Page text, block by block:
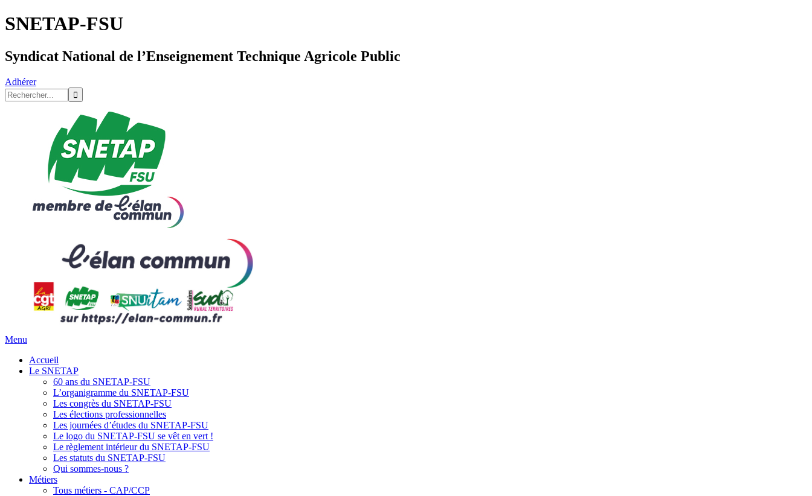
SNETAP-FSU
Syndicat National de l’Enseignement Technique Agricole Public
Adhérer
Menu
Accueil
Le SNETAP
60 ans du SNETAP-FSU
L’organigramme du SNETAP-FSU
Les congrès du SNETAP-FSU
Les élections professionnelles
Les journées d’études du SNETAP-FSU
Le logo du SNETAP-FSU se vêt en vert !
Le règlement intérieur du SNETAP-FSU
Les statuts du SNETAP-FSU
Qui sommes-nous ?
Métiers
Tous métiers - CAP/CCP